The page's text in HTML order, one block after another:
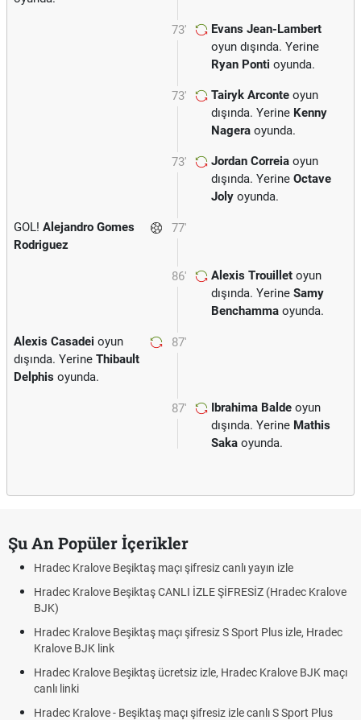
73'
Evans Jean-Lambert
oyun dışında. Yerine
Ryan Ponti oyunda.
73' Tairyk Arconte oyun
dışında. Yerine Kenny
Nagera oyunda.
73' Jordan Correia oyun
dışında. Yerine Octave
Joly oyunda.
77'
GOL! Alejandro Gomes
Rodriguez
86' Alexis Trouillet oyun
dışında. Yerine Samy
Benchamma oyunda.
87'
Alexis Casadei oyun
dışında. Yerine Thibault
Delphis oyunda.
87' Ibrahima Balde oyun
dışında. Yerine Mathis
Saka oyunda.
Şu An Popüler İçerikler
Hradec Kralove Beşiktaş maçı şifresiz canlı yayın izle
Hradec Kralove Beşiktaş CANLI İZLE ŞİFRESİZ (Hradec Kralove
BJK)
Hradec Kralove Beşiktaş maçı şifresiz S Sport Plus izle, Hradec
Kralove BJK link
Hradec Kralove Beşiktaş ücretsiz izle, Hradec Kralove BJK maçı
canlı linki
Hradec Kralove - Beşiktaş maçı şifresiz izle canlı S Sport Plus